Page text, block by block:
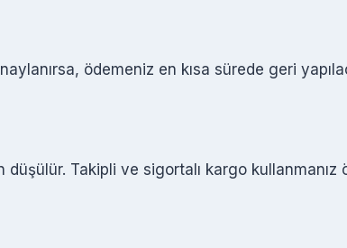
ödemeniz en kısa sürede geri
Takipli ve sigortalı kargo kullanmanız